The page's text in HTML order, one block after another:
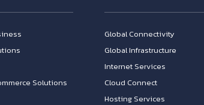
Solutions
Global Connectivity
Global Infrastructure
Internet Services
Cloud Connect
Hosting Services